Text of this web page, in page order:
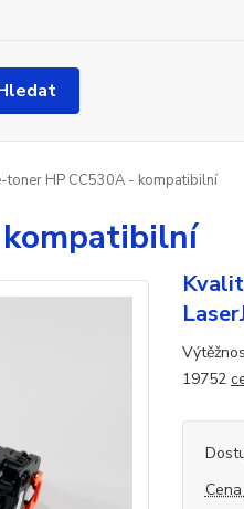
toner HP CC530A - kompatibilní
19752